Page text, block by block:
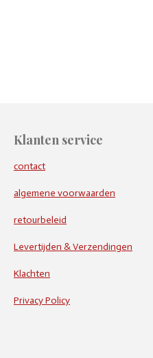
Klanten service
contact
algemene voorwaarden
retourbeleid
Levertijden & Verzendingen
Klachten
Privacy Policy